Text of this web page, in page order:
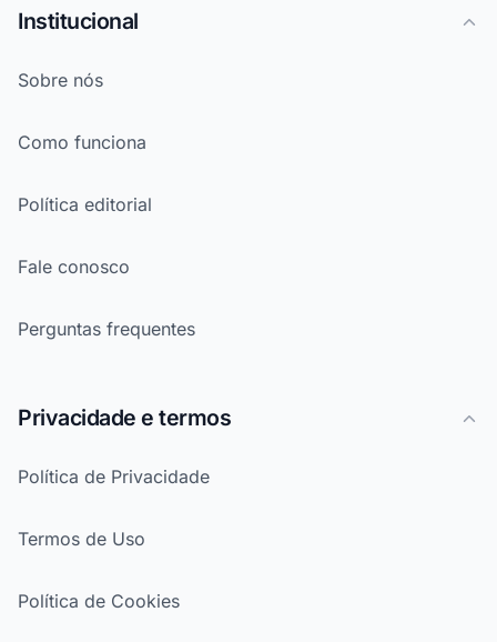
Institucional
Sobre nós
Como funciona
Política editorial
Fale conosco
Perguntas frequentes
Privacidade e termos
Política de Privacidade
Termos de Uso
Política de Cookies